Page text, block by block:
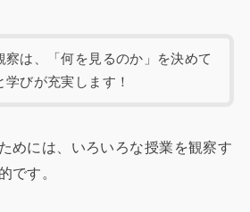
察は、「何を見るのか」を決めて
学びが充実します！
めには、いろいろな授業を観察す
です。